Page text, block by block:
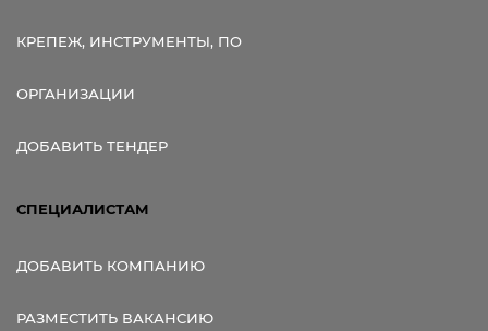
КРЕПЕЖ, ИНСТРУМЕНТЫ, ПО
ОРГАНИЗАЦИИ
ДОБАВИТЬ ТЕНДЕР
СПЕЦИАЛИСТАМ
ДОБАВИТЬ КОМПАНИЮ
РАЗМЕСТИТЬ ВАКАНСИЮ